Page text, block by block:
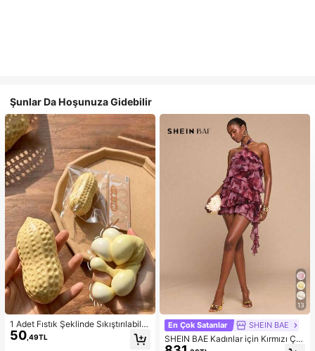
Şunlar Da Hoşunuza Gidebilir
1 Adet Fıstık Şeklinde Sıkıştırılabilir
Stres Oyuncağı, Ofis Rahatlaması v
e Parti Etkileşimi İçin Uygun, Doğu
50 ,49TL
13
En Çok Satanlar SHEIN BAE
SHEIN BAE Kadınlar için Kırmızı Çiç
ekli Batik Desenli Askılı Yaka Fırfırlı